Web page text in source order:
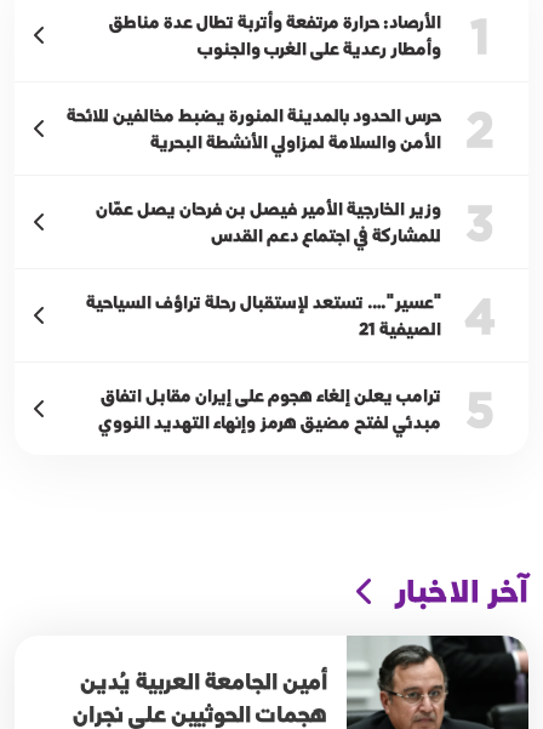
1
الأرصاد: حرارة مرتفعة وأتربة تطال عدة مناطق
وأمطار رعدية على الغرب والجنوب
2
حرس الحدود بالمدينة المنورة يضبط مخالفين للائحة
الأمن والسلامة لمزاولي الأنشطة البحرية
3
وزير الخارجية الأمير فيصل بن فرحان يصل عمّان
للمشاركة في اجتماع دعم القدس
4
"عسير"…. تستعد لإستقبال رحلة تراؤف السياحية
الصيفية 21
5
ترامب يعلن إلغاء هجوم على إيران مقابل اتفاق
مبدئي لفتح مضيق هرمز وإنهاء التهديد النووي
آخر الاخبار
أمين الجامعة العربية يُدين
هجمات الحوثيين على نجران